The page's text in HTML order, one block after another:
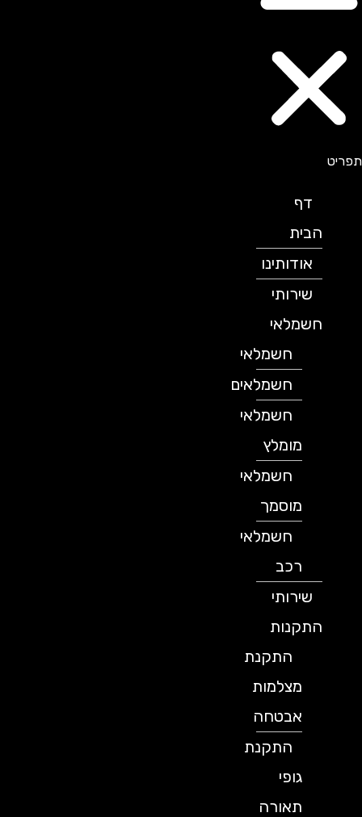
הבית
אודותינו
שירותי
חשמלאי
חשמלאי
חשמלאים
חשמלאי
מומלץ
חשמלאי
מוסמך
חשמלאי
שירותי
התקנות
התקנת
מצלמות
אבטחה
התקנת
תאורה